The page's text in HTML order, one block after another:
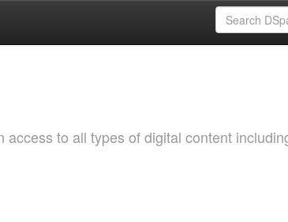
to all types of digital content